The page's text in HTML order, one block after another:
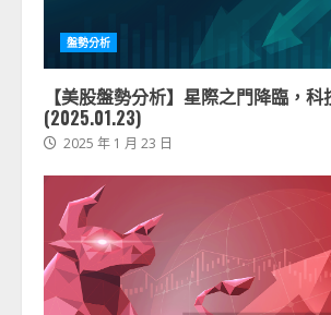
盤勢分析
【美股盤勢分析】星際之門降臨，科
(2025.01.23)
2025 年 1 月 23 日